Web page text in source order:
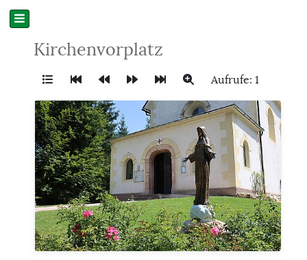
Kirchenvorplatz
Aufrufe: 1